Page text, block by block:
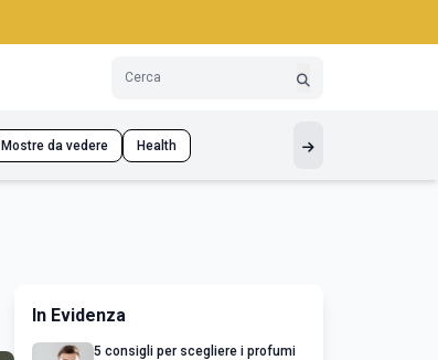
Mostre da vedere Health
In Evidenza
5 consigli per scegliere i profumi